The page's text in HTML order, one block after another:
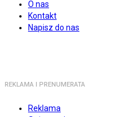
O nas
Kontakt
Napisz do nas
REKLAMA I PRENUMERATA
Reklama